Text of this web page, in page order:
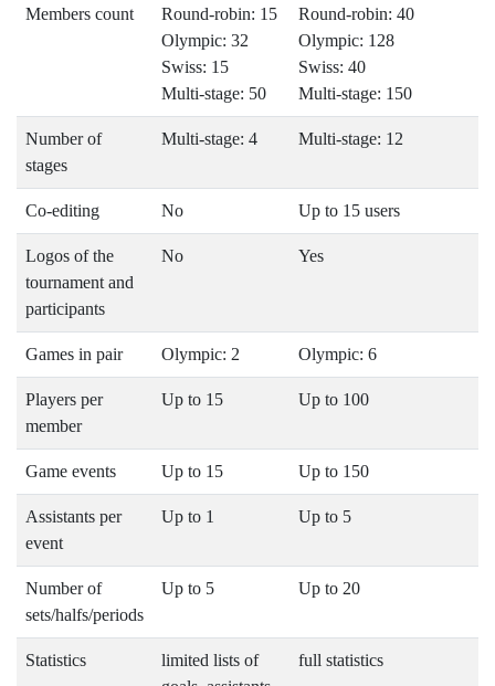
Members count
Round-robin: 15
Olympic: 32
Swiss: 15
Multi-stage: 50
Round-robin: 40
Olympic: 128
Swiss: 40
Multi-stage: 150
Number of
stages
Multi-stage: 4 Multi-stage: 12
Co-editing No Up to 15 users
Logos of the
tournament and
participants
No Yes
Games in pair Olympic: 2 Olympic: 6
Players per
member
Up to 15 Up to 100
Game events Up to 15 Up to 150
Assistants per
event
Up to 1 Up to 5
Number of
sets/halfs/periods
Up to 5 Up to 20
Statistics
limited lists of
full statistics